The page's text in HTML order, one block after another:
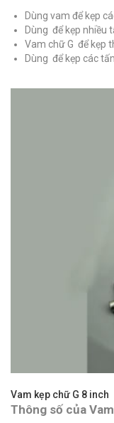
Dùng vam để kẹp
Dùng để kẹp nhiều
Vam chữ G để kẹp
Dùng để kẹp các
Vam kẹp chữ G 8 inch
Thông số của